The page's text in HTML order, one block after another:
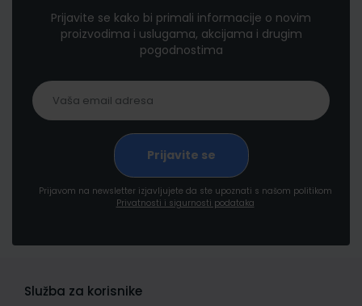
Prijavite se kako bi primali informacije o novim
proizvodima i uslugama, akcijama i drugim
pogodnostima
Prijavom na newsletter izjavljujete da ste upoznati s našom politikom
Privatnosti i sigurnosti podataka
Služba za korisnike